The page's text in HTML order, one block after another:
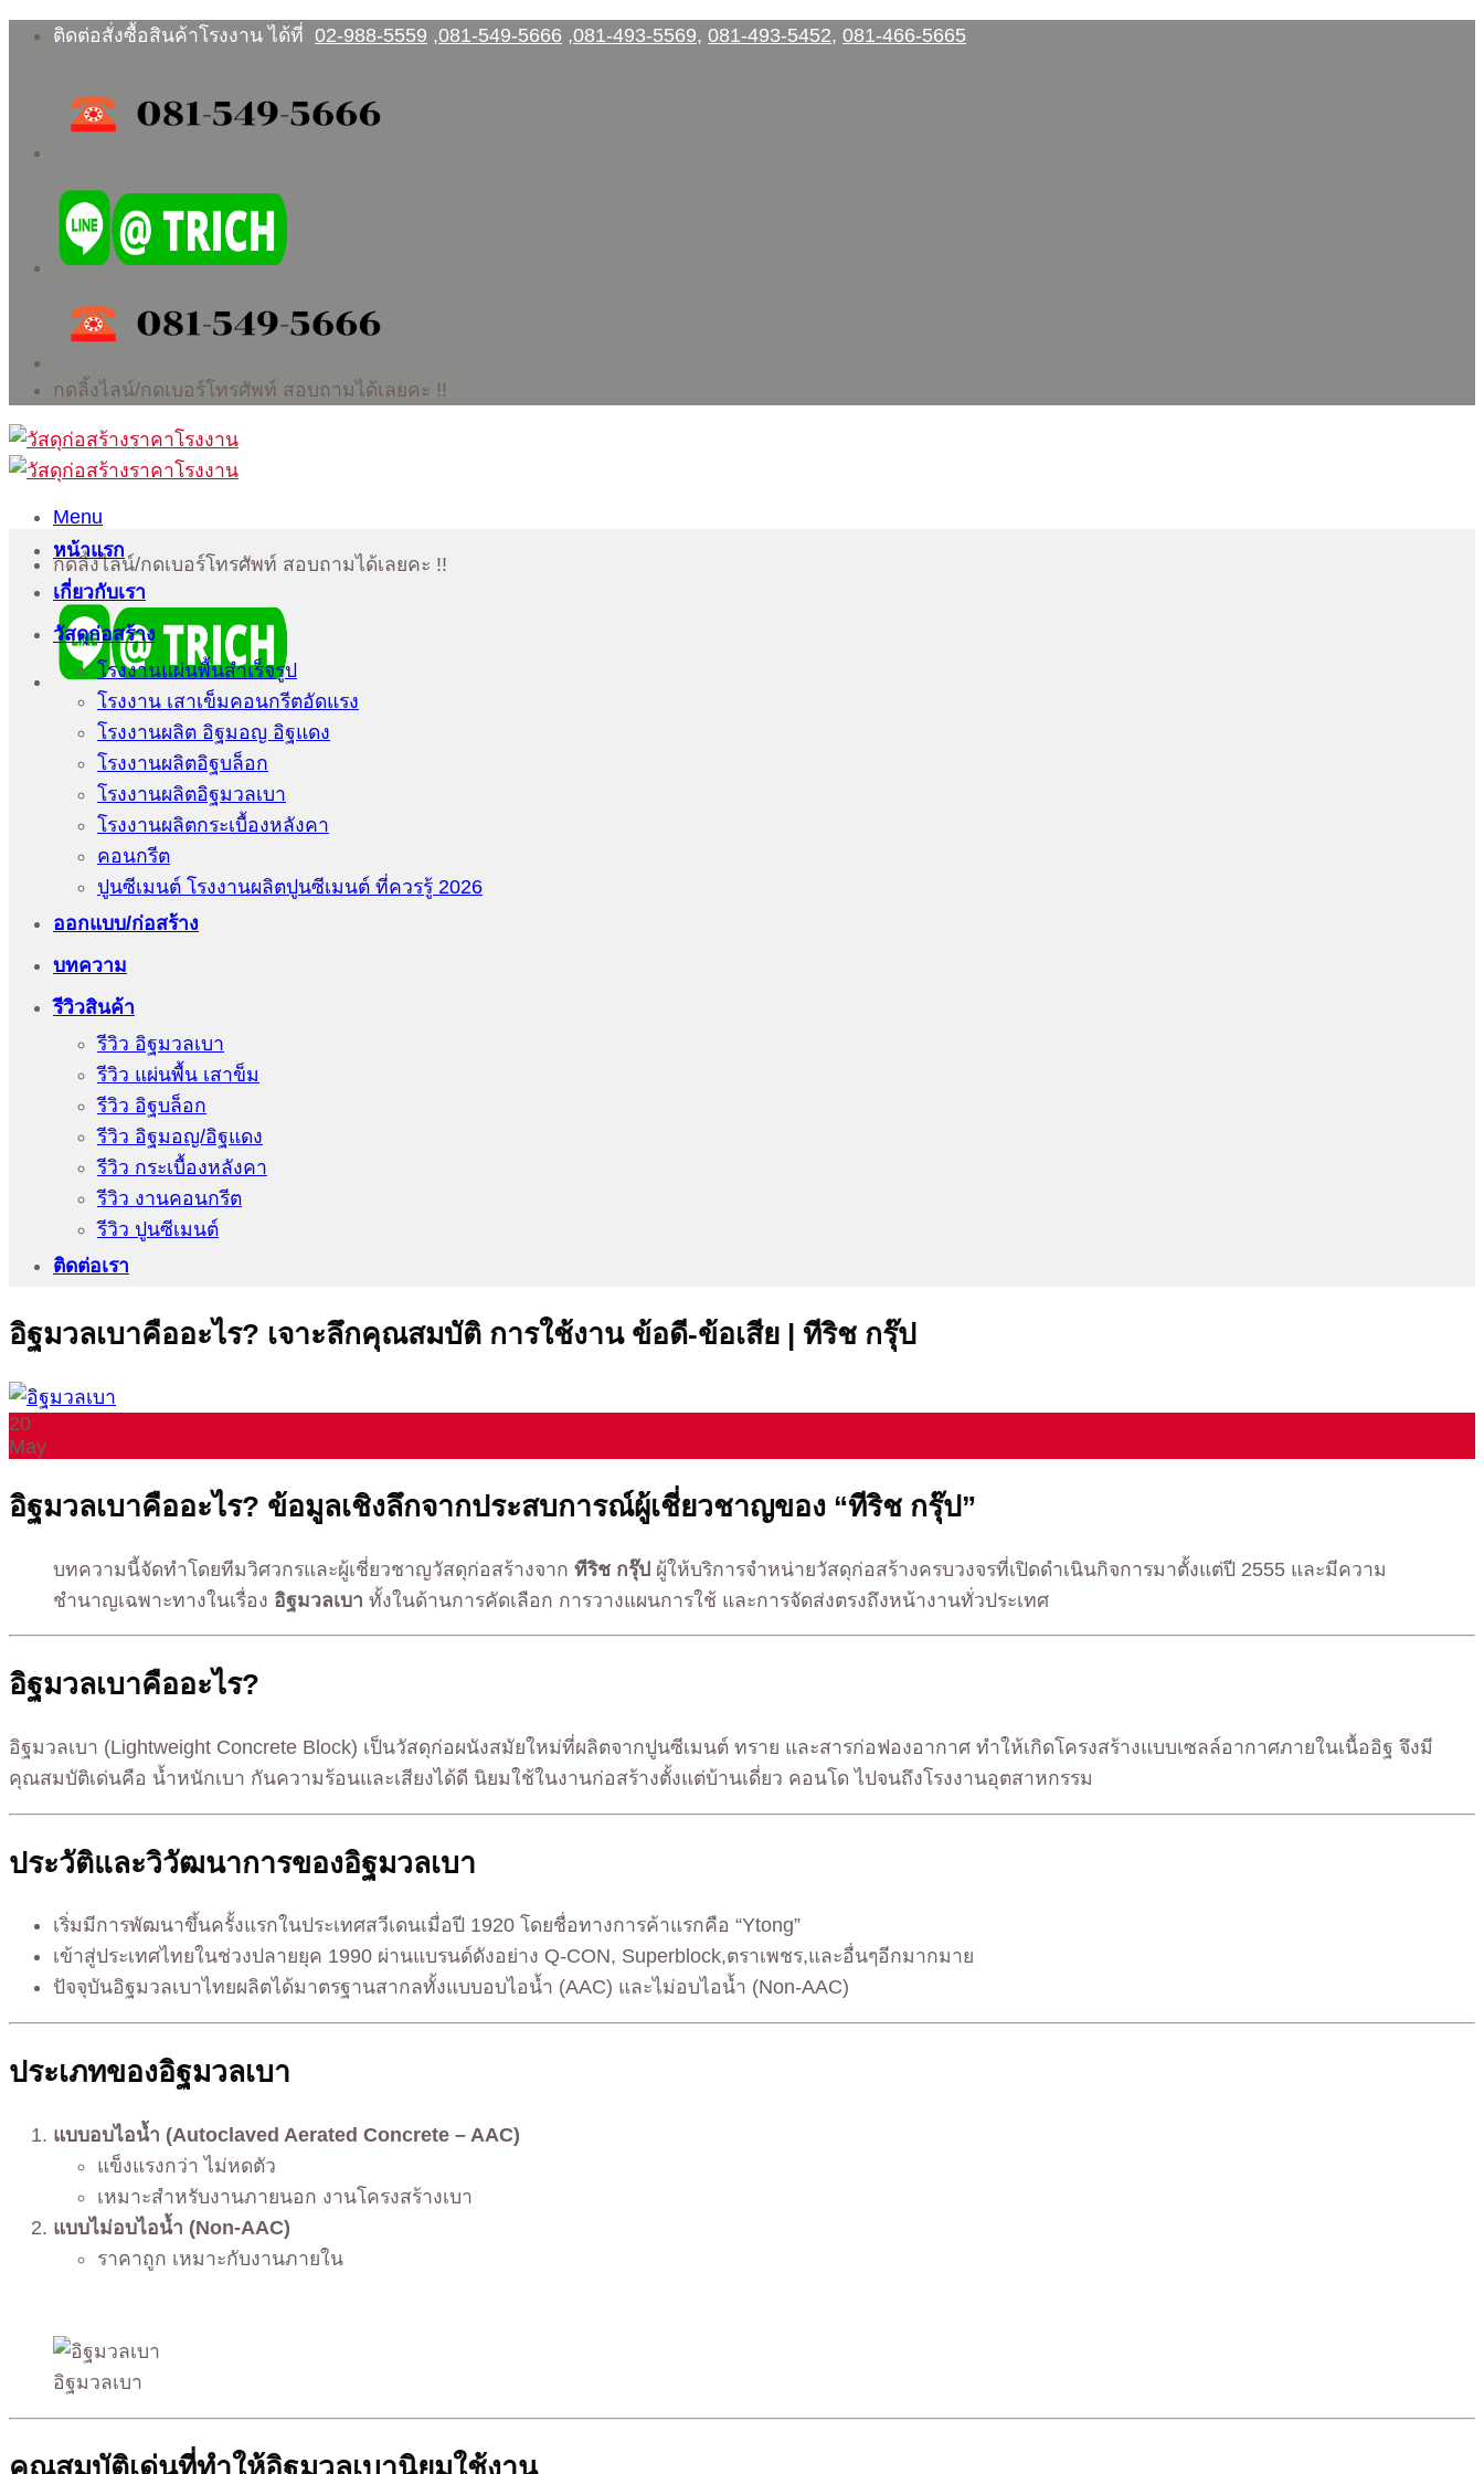
Skip
ติดต่อสั่งซื้อสินค้าโรงงาน ได้ที่ 02-988-5559 ,081-549-5666 ,081-493-5569, 081-493-5452, 081-466-5665
กดลิ้งไลน์/กดเบอร์โทรศัพท์ สอบถามได้เลยคะ !!
Menu
กดลิ้งไลน์/กดเบอร์โทรศัพท์ สอบถามได้เลยคะ !!
หน้าแรก
เกี่ยวกับเรา
วัสดุก่อสร้าง
โรงงานแผ่นพื้นสำเร็จรูป
โรงงาน เสาเข็มคอนกรีตอัดแรง
โรงงานผลิต อิฐมอญ อิฐแดง
โรงงานผลิตอิฐบล็อก
โรงงานผลิตอิฐมวลเบา
โรงงานผลิตกระเบื้องหลังคา
คอนกรีต
ปูนซีเมนต์ โรงงานผลิตปูนซีเมนต์ ที่ควรรู้ 2026
ออกแบบ/ก่อสร้าง
บทความ
รีวิวสินค้า
รีวิว อิฐมวลเบา
รีวิว แผ่นพื้น เสาข็ม
รีวิว อิฐบล็อก
รีวิว อิฐมอญ/อิฐแดง
รีวิว กระเบื้องหลังคา
รีวิว งานคอนกรีต
รีวิว ปูนซีเมนต์
ติดต่อเรา
อิฐมวลเบาคืออะไร? เจาะลึกคุณสมบัติ การใช้งาน ข้อดี-ข้อเสีย | ทีริช กรุ๊ป
20
May
อิฐมวลเบาคืออะไร? ข้อมูลเชิงลึกจากประสบการณ์ผู้เชี่ยวชาญของ “ทีริช กรุ๊ป”
บทความนี้จัดทำโดยทีมวิศวกรและผู้เชี่ยวชาญวัสดุก่อสร้างจาก ทีริช กรุ๊ป ผู้ให้บริการจำหน่ายวัสดุก่อสร้างครบวงจรที่เปิดดำเนินกิจการมาตั้งแต่ปี 2555 และมีความ
ชำนาญเฉพาะทางในเรื่อง อิฐมวลเบา ทั้งในด้านการคัดเลือก การวางแผนการใช้ และการจัดส่งตรงถึงหน้างานทั่วประเทศ
อิฐมวลเบาคืออะไร?
อิฐมวลเบา (Lightweight Concrete Block) เป็นวัสดุก่อผนังสมัยใหม่ที่ผลิตจากปูนซีเมนต์ ทราย และสารก่อฟองอากาศ ทำให้เกิดโครงสร้างแบบเซลล์อากาศภายในเนื้ออิฐ จึงมี
คุณสมบัติเด่นคือ น้ำหนักเบา กันความร้อนและเสียงได้ดี นิยมใช้ในงานก่อสร้างตั้งแต่บ้านเดี่ยว คอนโด ไปจนถึงโรงงานอุตสาหกรรม
ประวัติและวิวัฒนาการของอิฐมวลเบา
เริ่มมีการพัฒนาขึ้นครั้งแรกในประเทศสวีเดนเมื่อปี 1920 โดยชื่อทางการค้าแรกคือ “Ytong”
เข้าสู่ประเทศไทยในช่วงปลายยุค 1990 ผ่านแบรนด์ดังอย่าง Q-CON, Superblock,ตราเพชร,และอื่นๆอีกมากมาย
ปัจจุบันอิฐมวลเบาไทยผลิตได้มาตรฐานสากลทั้งแบบอบไอน้ำ (AAC) และไม่อบไอน้ำ (Non-AAC)
ประเภทของอิฐมวลเบา
แบบอบไอน้ำ (Autoclaved Aerated Concrete – AAC)
แข็งแรงกว่า ไม่หดตัว
เหมาะสำหรับงานภายนอก งานโครงสร้างเบา
แบบไม่อบไอน้ำ (Non-AAC)
ราคาถูก เหมาะกับงานภายใน
อิฐมวลเบา
คุณสมบัติเด่นที่ทำให้อิฐมวลเบานิยมใช้งาน